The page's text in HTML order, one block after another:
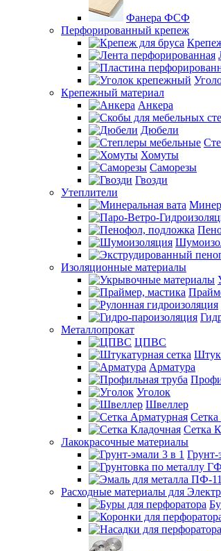
Фанера ФСФ
Перфорированный крепеж
Крепежный материал
Анкера
Дюбели
Хомуты
Саморезы
Гвозди
Утеплители
Изоляционные материалы
Металлопрокат
ЦПВС
Арматура
Уголок
Швеллер
Сетка
Лакокрасочные материалы
Грунт-
Расходные материалы для